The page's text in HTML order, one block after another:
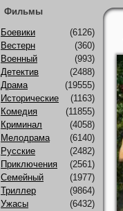
Фильмы
Боевики
(6126)
Вестерн
(360)
Военный
(993)
Детектив
(2488)
Драма
(19555)
Исторические
(1163)
Комедия
(11855)
Криминал
(4058)
Мелодрама
(6140)
Русские
(2482)
Приключения
(2561)
Семейный
(1977)
Триллер
(9864)
Ужасы
(6432)